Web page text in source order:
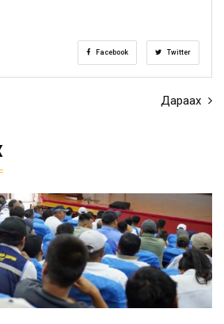
Facebook Twitter
Дараах